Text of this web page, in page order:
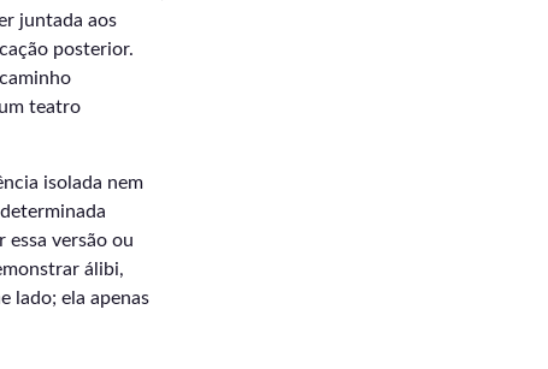
juntada aos
posterior.
teatro
isolada nem
versão ou
álibi,
lado; ela apenas